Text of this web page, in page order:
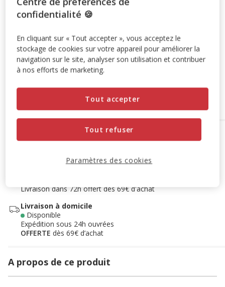
Animalis. Offre non cumulable aux autres promotions en
cours. Voir conditions
Code: WELCOME10 Copier
Ajouter au panier
Options de livraison
Livraison dans 72h offert dès 69€ d'achat
Livraison à domicile
Disponible
Expédition sous 24h ouvrées
OFFERTE dès 69€ d’achat
A propos de ce produit
confidentialité 🍪
En cliquant sur « Tout accepter », vous acceptez le
stockage de cookies sur votre appareil pour améliorer la
navigation sur le site, analyser son utilisation et contribuer
à nos efforts de marketing.
Tout refuser
Tout accepter
Paramètres des cookies